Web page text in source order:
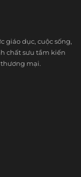
giáo dục, cuộc sống,
chất sưu tầm kiến
mại.